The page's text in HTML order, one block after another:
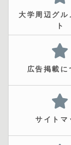
大学周辺グル
ト
広告掲載に
サイトマ